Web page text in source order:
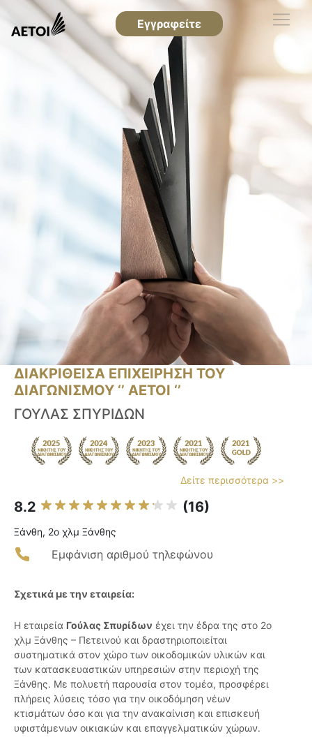
Εγγραφείτε
ΔΙΑΚΡΙΘΕΙΣΑ ΕΠΙΧΕΙΡΗΣΗ ΤΟΥ
ΔΙΑΓΩΝΙΣΜΟΥ ‘’ ΑΕΤΟΙ ‘’
ΓΟΥΛΑΣ ΣΠΥΡΙΔΩΝ
Δείτε περισσότερα >>
8.2 (16)
Ξάνθη, 2o χλμ Ξάνθης
Εμφάνιση αριθμού τηλεφώνου
Σχετικά με την εταιρεία:
Η εταιρεία Γούλας Σπυρίδων έχει την έδρα της στο 2ο
χλμ Ξάνθης – Πετεινού και δραστηριοποιείται
συστηματικά στον χώρο των οικοδομικών υλικών και
των κατασκευαστικών υπηρεσιών στην περιοχή της
Ξάνθης. Με πολυετή παρουσία στον τομέα, προσφέρει
πλήρεις λύσεις τόσο για την οικοδόμηση νέων
κτισμάτων όσο και για την ανακαίνιση και επισκευή
υφιστάμενων οικιακών και επαγγελματικών χώρων.